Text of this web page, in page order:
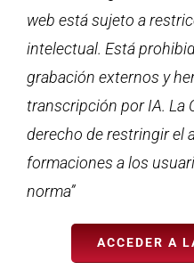
web está sujeto a
intelectual. Está
grabación externos y
transcripción por IA. La
derecho de restringir el
formaciones a los
norma”
ACCEDER A